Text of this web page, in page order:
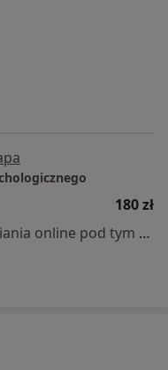
180 zł
Specjalista nie oferuje umawiania online pod tym adresem.